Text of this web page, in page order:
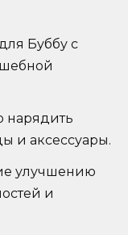
Буббу с
нарядить
и аксессуары.
улучшению
и